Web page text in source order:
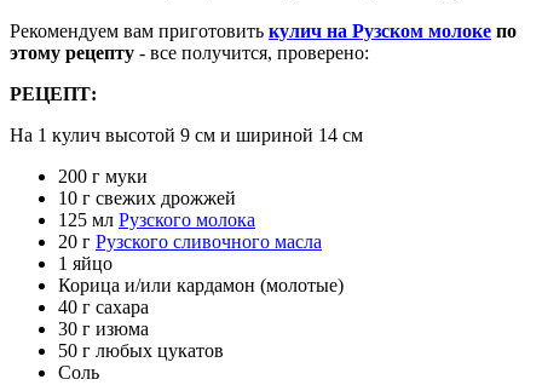
Рекомендуем вам приготовить кулич на Рузском молоке по
этому рецепту - все получится, проверено:
РЕЦЕПТ:
На 1 кулич высотой 9 см и шириной 14 см
200 г муки
10 г свежих дрожжей
125 мл Рузского молока
20 г Рузского сливочного масла
1 яйцо
Корица и/или кардамон (молотые)
40 г сахара
30 г изюма
50 г любых цукатов
Соль